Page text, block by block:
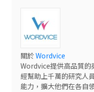
關於Wordvice
Wordvice提供高品質的
經幫助上千萬的研究人
能力，擴大他們在各自